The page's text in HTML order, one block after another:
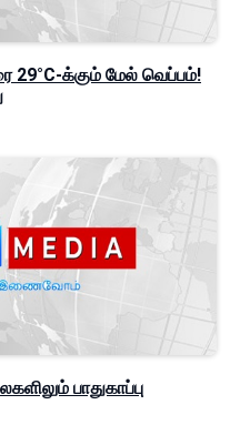
29°C-க்கும் மேல் வெப்பம்!
பாதுகாப்பு